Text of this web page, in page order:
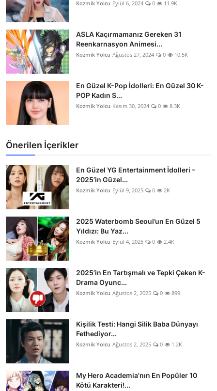
Kozmik Yolcu Eylül 6, 2024 0 11.9K
ASLA Kaçırmamanız Gereken 31
Reenkarnasyon Animesi...
Kozmik Yolcu Ağustos 27, 2024 0 10.5K
En Güzel K-Pop İdolleri: En Güzel 30 K-
POP Kadın S...
Kozmik Yolcu Kasım 30, 2024 0 8.3K
Önerilen İçerikler
En Güzel YG Entertainment İdolleri –
2025’in Güzel...
Kozmik Yolcu Eylül 9, 2025 0 2K
2025 Waterbomb Seoul’un En Güzel 5
Yıldızı: Bu Yaz...
Kozmik Yolcu Eylül 4, 2025 0 2.4K
2025’in En Tartışmalı ve Tepki Çeken K-
Drama Oyunc...
Kozmik Yolcu Ağustos 2, 2025 0 899
Kişilik Testi: Hangi Silik Baba Dünyayı
Fethediyor...
Kozmik Yolcu Ağustos 2, 2025 0 1.2K
My Hero Academia'nın En Popüler 10
Kötü Karakteri!...